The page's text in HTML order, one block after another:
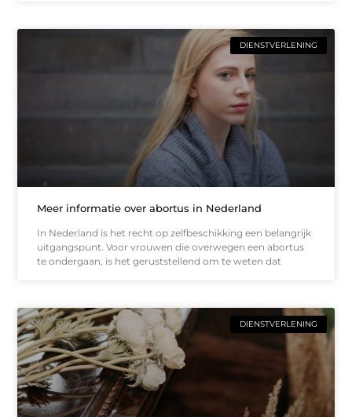
DIENSTVERLENING
Meer informatie over abortus in Nederland
In Nederland is het recht op zelfbeschikking een belangrijk
uitgangspunt. Voor vrouwen die overwegen een abortus
te ondergaan, is het geruststellend om te weten dat
DIENSTVERLENING